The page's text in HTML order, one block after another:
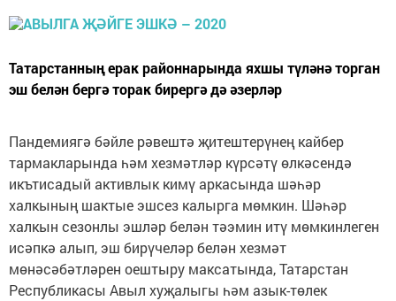
Татарстанның ерак районнарында яхшы түләнә торган
эш белән бергә торак бирергә дә әзерләр
Пандемиягә бәйле рәвештә җитештерүнең кайбер
тармакларында һәм хезмәтләр күрсәтү өлкәсендә
икътисадый активлык кимү аркасында шәһәр
халкының шактые эшсез калырга мөмкин. Шәһәр
халкын сезонлы эшләр белән тәэмин итү мөмкинлеген
исәпкә алып, эш бирүчеләр белән хезмәт
мөнәсәбәтләрен оештыру максатында, Татарстан
Республикасы Авыл хуҗалыгы һәм азык-төлек